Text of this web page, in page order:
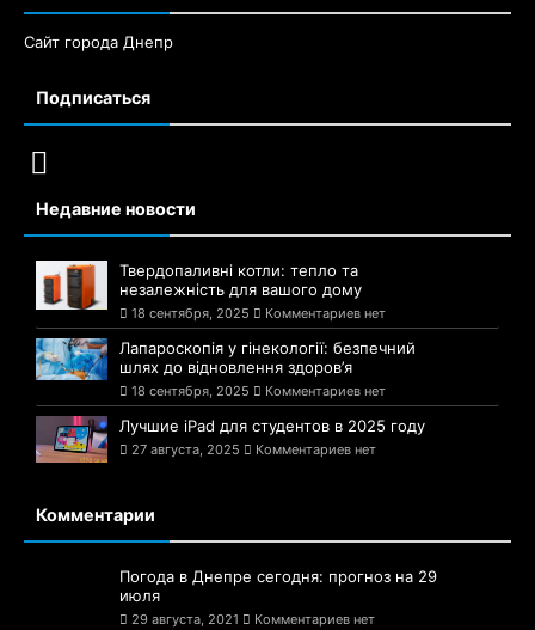
Подписаться
Недавние новости
незалежність для вашого дому
18 сентября, 2025 Комментариев нет
шлях до відновлення здоров’я
18 сентября, 2025 Комментариев нет
27 августа, 2025 Комментариев нет
Комментарии
июля